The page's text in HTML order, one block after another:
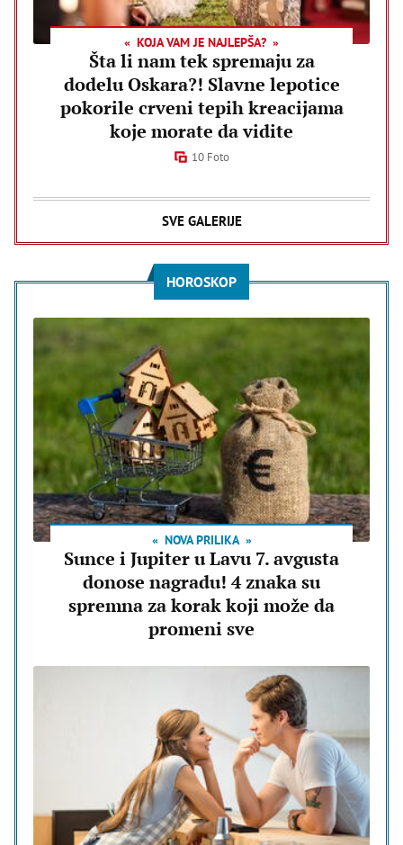
KOJA VAM JE NAJLEPŠA?
Šta li nam tek spremaju za
dodelu Oskara?! Slavne lepotice
pokorile crveni tepih kreacijama
koje morate da vidite
10 Foto
SVE GALERIJE
HOROSKOP
NOVA PRILIKA
Sunce i Jupiter u Lavu 7. avgusta
donose nagradu! 4 znaka su
spremna za korak koji može da
promeni sve